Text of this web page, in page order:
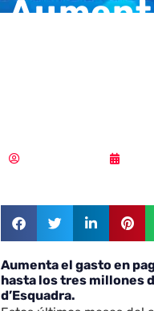
Aumenta el gasto en
hasta los tres millones
d’Esquadra.